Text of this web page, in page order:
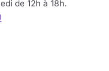
de 12h à 18h.